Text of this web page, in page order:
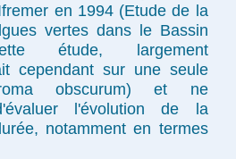
en 1994 (Etude de la
vertes dans le Bassin
étude, largement
cependant sur une seule
obscurum) et ne
l'évolution de la
notamment en termes